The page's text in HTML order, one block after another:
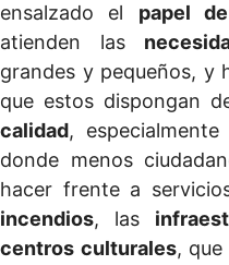
ensalzado el papel
atienden las
grandes y pequeños, y
que estos dispongan
calidad,
donde menos
hacer frente a
incendios, las
centros culturales, que